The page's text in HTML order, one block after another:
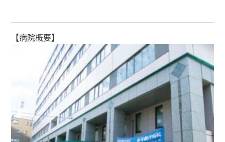
【病院概要】